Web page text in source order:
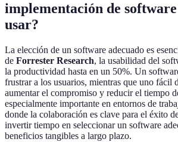
implementación de
usar?
La elección de un software adecuado es
de Forrester Research, la usabilidad del
la productividad hasta en un 50%. Un
frustrar a los usuarios, mientras que uno fácil
aumentar el compromiso y reducir el tiempo
especialmente importante en entornos de
donde la colaboración es clave para el éxito
invertir tiempo en seleccionar un software
beneficios tangibles a largo plazo.